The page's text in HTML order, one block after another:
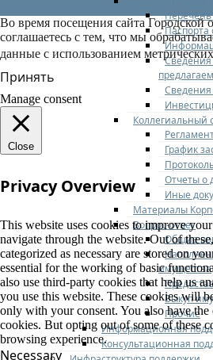
Паспорта
Сведения
Коллегиальный
График
Отчеты о
Иные
Материалы
Вопрос-ответ
Общие
имущества
Выкуп
Прочие
Информационная
Консультационная
Во время посещения сайта Городской
соглашаетесь с тем, что мы
данные с использованием
Принять
Manage consent
Close
Privacy Overview
This website uses cookies to improve
navigate through the website. Out of
categorized as necessary are stored on
essential for the working of basic
also use third-party cookies that help us
you use this website. These cookies will
only with your consent. You also have
cookies. But opting out of some of these
browsing experience.
Necessary